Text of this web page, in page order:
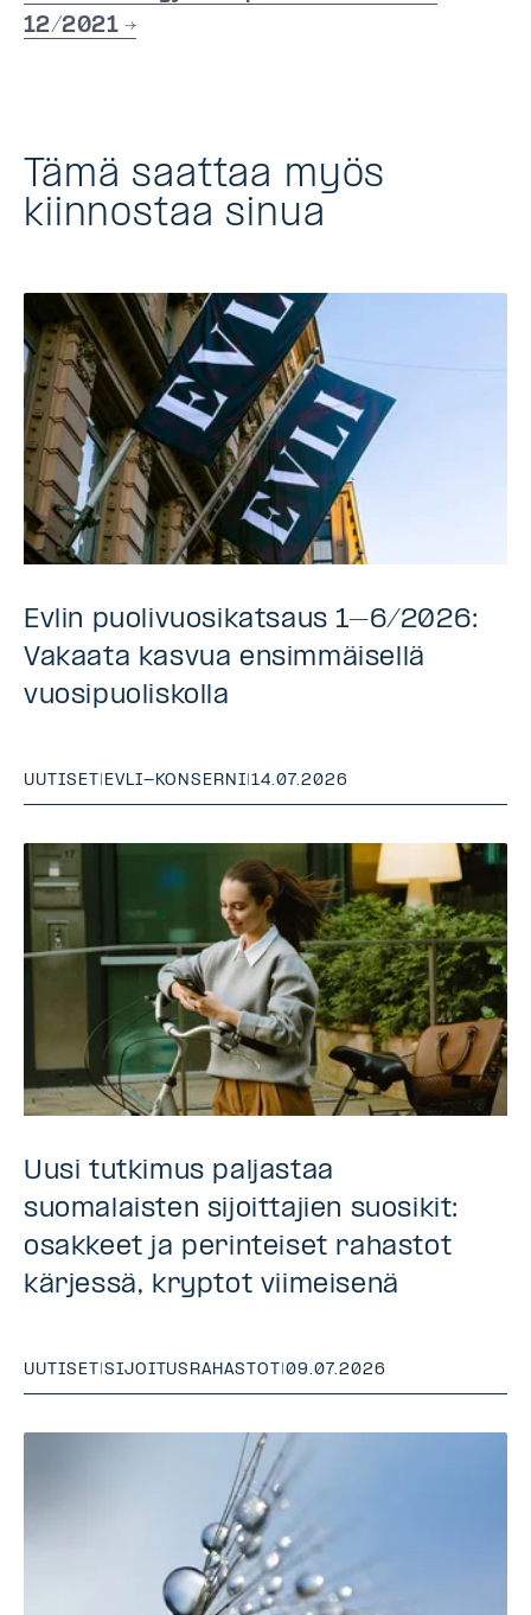
12/2021 →
Tämä saattaa myös
kiinnostaa sinua
Evlin puolivuosikatsaus 1–6/2026:
Vakaata kasvua ensimmäisellä
vuosipuoliskolla
UUTISET | EVLI-KONSERNI|14.07.2026
Uusi tutkimus paljastaa
suomalaisten sijoittajien suosikit:
osakkeet ja perinteiset rahastot
kärjessä, kryptot viimeisenä
UUTISET SIJOITUSRAHASTOT |09.07.2026